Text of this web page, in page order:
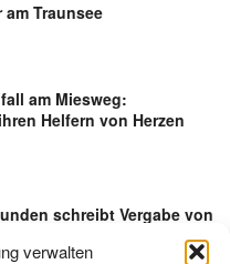
verwalten
Traunsee
am Miesweg:
Helfern von Herzen
schreibt Vergabe von
an der Esplanade neu aus